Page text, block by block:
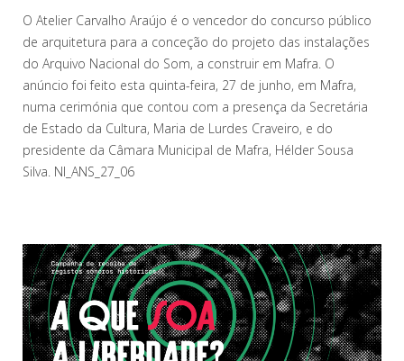
O Atelier Carvalho Araújo é o vencedor do concurso público
de arquitetura para a conceção do projeto das instalações
do Arquivo Nacional do Som, a construir em Mafra. O
anúncio foi feito esta quinta-feira, 27 de junho, em Mafra,
numa cerimónia que contou com a presença da Secretária
de Estado da Cultura, Maria de Lurdes Craveiro, e do
presidente da Câmara Municipal de Mafra, Hélder Sousa
Silva. NI_ANS_27_06